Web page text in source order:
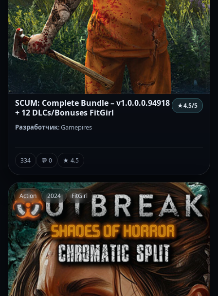
SCUM: Complete Bundle – v1.0.0.0.94918
+ 12 DLCs/Bonuses FitGirl
★4.5/5
Разработчик: Gamepires
334 💬 0 ★ 4.5
Action 2024 FitGirl